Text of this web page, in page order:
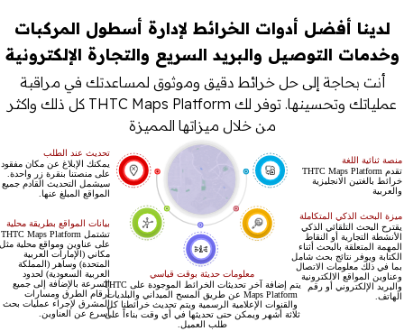
لدينا أفضل أدوات الخرائط لإدارة أسطول المركبات
وخدمات التوصيل والبريد السريع والتجارة الإلكترونية
أنت بحاجة إلى حل خرائط دقيق وموثوق لمساعدتك في مراقبة
عملياتك وتحسينها. توفر لك THTC Maps Platform كل ذلك واكثر
من خلال ميزاتها المميزة
ع
تحديث عند الطلب
يمكنك الإبلاغ عن مكان مفقود
على منصتنا بنقرة زر واحدة.
سيشمل التحديث القادم جميع
المواقع المبلغ عنها.
بيانات المواقع بطريقة محلية
تشتمل THTC Maps Platform
على عناوين ومواقع محلية مثل
مكاني (الإمارات العربية
المتحدة) وساهر (المملكة
العربية السعودية) لحدود
السرعة بالإضافة إلى جميع
أرقام الطرق ومسارات
المشرق لإجراء عمليات بحث
أسرع عن العناوين.
ميزة البحث الذكي المتكاملة
يقترح البحث التلقائي الذكي
الأنشطة التجارية أو النقاط
المهمة المتعلقة بالبحث أثناء
الكتابة ويوفر نتائج بحث شامل
بما في ذلك معلومات الاتصال
وعناوين المواقع الالكترونية
والبريد الإلكتروني أو رقم
الهاتف.
منصة ثنائية اللغة
تقدم THTC Maps Platform
خرائط بالغتين الانجليزية
والعربية
معلومات حديثة بوقت قياسي
يتم إضافة آخر تحديثات الخرائط الموجودة على THTC
Maps Platform عن طريق المسح الميداني والبلديات
والقنوات الإعلامية الرسمية ويتم تحديث خرائطنا كل
ثلاثة أشهر ويمكن حتى تحديثها في أي وقت بناءاً على
طلب العميل.